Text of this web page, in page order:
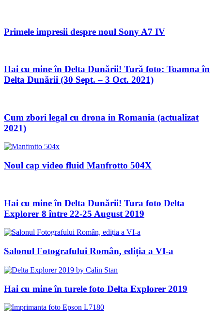
Primele impresii despre noul Sony A7 IV
Hai cu mine în Delta Dunării! Tură foto: Toamna în
Delta Dunării (30 Sept. – 3 Oct. 2021)
Cum zbori legal cu drona in Romania (actualizat
2021)
Noul cap video fluid Manfrotto 504X
Hai cu mine în Delta Dunării! Tura foto Delta
Explorer 8 între 22-25 August 2019
Salonul Fotografului Român, ediția a VI-a
Hai cu mine în turele foto Delta Explorer 2019